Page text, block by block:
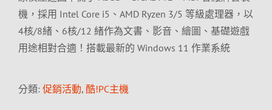
機，採用 Intel Core i5、AMD Ryzen 3/5 等級處理器，以
4核/8緒、6核/12 緒作為文書、影音、繪圖、基礎遊戲
用途相對合適！搭載最新的 Windows 11 作業系統
分類: 促銷活動, 酷!PC主機